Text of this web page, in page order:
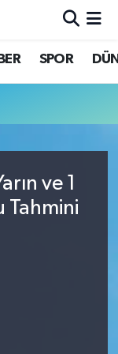
SPOR
ve 1
Tahmini